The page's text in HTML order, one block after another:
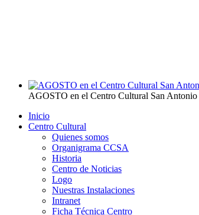
AGOSTO en el Centro Cultural San Antonio
Inicio
Centro Cultural
Quienes somos
Organigrama CCSA
Historia
Centro de Noticias
Logo
Nuestras Instalaciones
Intranet
Ficha Técnica Centro